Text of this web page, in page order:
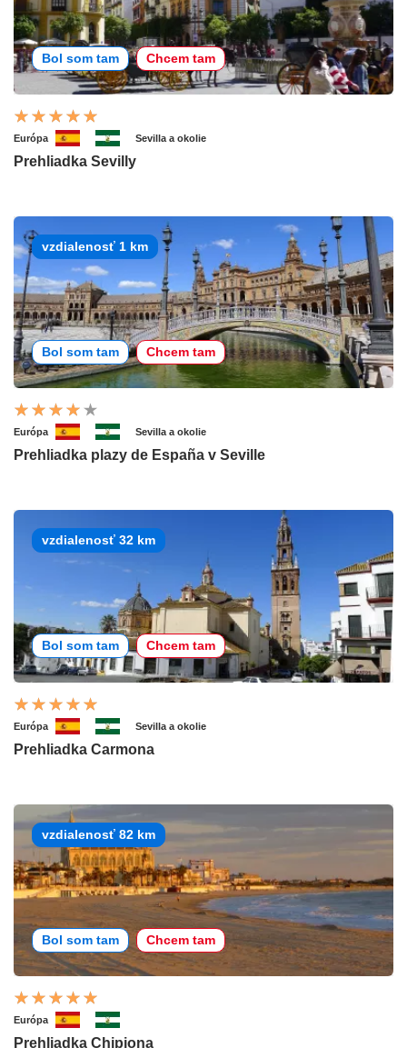
Bol som tam Chcem tam
Európa Sevilla a okolie
Prehliadka Sevilly
vzdialenosť 1 km
Bol som tam Chcem tam
Európa Sevilla a okolie
Prehliadka plazy de España v Seville
vzdialenosť 32 km
Bol som tam Chcem tam
Európa Sevilla a okolie
Prehliadka Carmona
vzdialenosť 82 km
Bol som tam Chcem tam
Európa
Prehliadka Chipiona